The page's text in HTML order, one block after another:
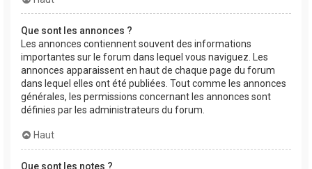
Que sont les annonces ?
Les annonces contiennent souvent des informations
importantes sur le forum dans lequel vous naviguez. Les
annonces apparaissent en haut de chaque page du forum
dans lequel elles ont été publiées. Tout comme les annonces
générales, les permissions concernant les annonces sont
définies par les administrateurs du forum.
Haut
Que sont les notes ?